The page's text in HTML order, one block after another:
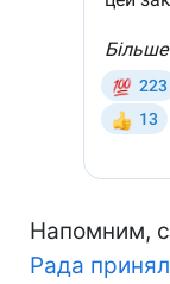
Напомним,
Рада